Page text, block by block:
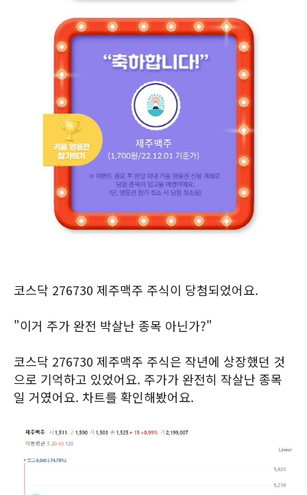
코스닥 276730 제주맥주 주식이 당첨되었어요.
"이거 주가 완전 박살난 종목 아닌가?"
코스닥 276730 제주맥주 주식은 작년에 상장했던 것
으로 기억하고 있었어요. 주가가 완전히 작살난 종목
일 거였어요. 차트를 확인해봤어요.